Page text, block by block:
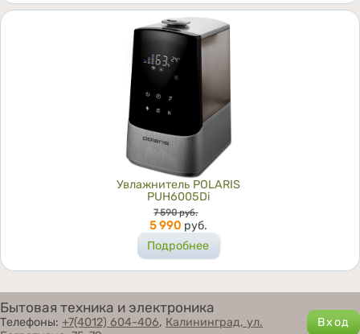
Увлажнитель POLARIS
PUH6005Di
Цена
7 590 руб.
5 990 руб.
Подробнее
Бытовая техника и электроника
Телефоны: +7(4012) 604-406, Калининград, ул.